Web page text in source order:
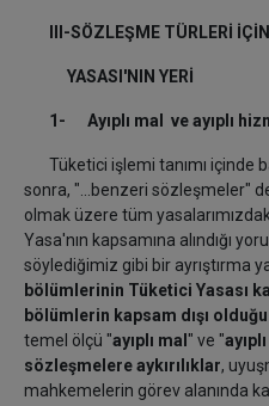
III-SÖZLEŞME TÜRLERİ
YASASI'NIN YERİ
1- Ayıplı mal ve ayıplı
Tüketici işlemi tanımı içinde
sonra, "...benzeri sözleşmeler"
olmak üzere tüm
Yasa'nın kapsamına alındığı
söylediğimiz gibi bir ayrıştırma
bölümlerinin Tüketici Yasası
bölümlerin kapsam dışı olduğu
temel ölçü "ayıplı mal " ve "
sözleşmelere aykırılıklar,
mahkemelerin görev alanında